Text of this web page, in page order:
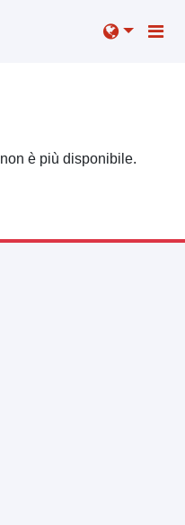
non è più disponibile.